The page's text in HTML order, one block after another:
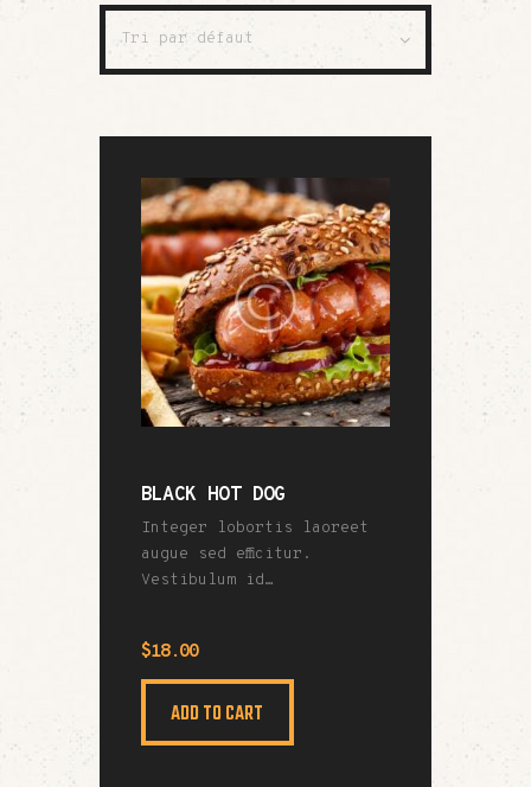
BLACK HOT DOG
Integer lobortis laoreet
augue sed efficitur.
Vestibulum id…
$18.00
ADD TO CART